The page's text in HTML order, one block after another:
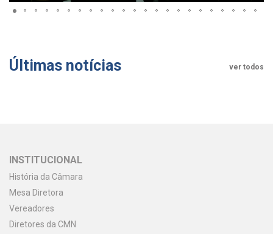
Últimas notícias ver todos
INSTITUCIONAL
História da Câmara
Mesa Diretora
Vereadores
Diretores da CMN